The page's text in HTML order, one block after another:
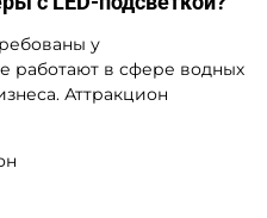
A-101100 Гидророллер